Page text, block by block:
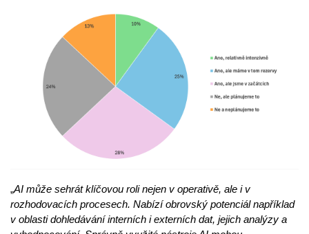
„AI může sehrát klíčovou roli nejen v operativě, ale i v
rozhodovacích procesech. Nabízí obrovský potenciál například
v oblasti dohledávání interních i externích dat, jejich analýzy a